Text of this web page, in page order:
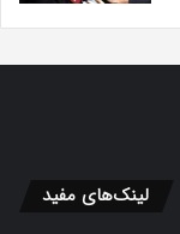
لینک‌های مفید